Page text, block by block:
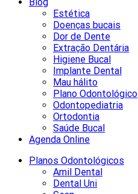
Estética
Doenças bucais
Dor de Dente
Extração Dentária
Higiene Bucal
Implante Dental
Mau hálito
Plano Odontológico
Odontopediatria
Ortodontia
Saúde Bucal
Agenda Online
Planos Odontológicos
Amil Dental
Dental Uni